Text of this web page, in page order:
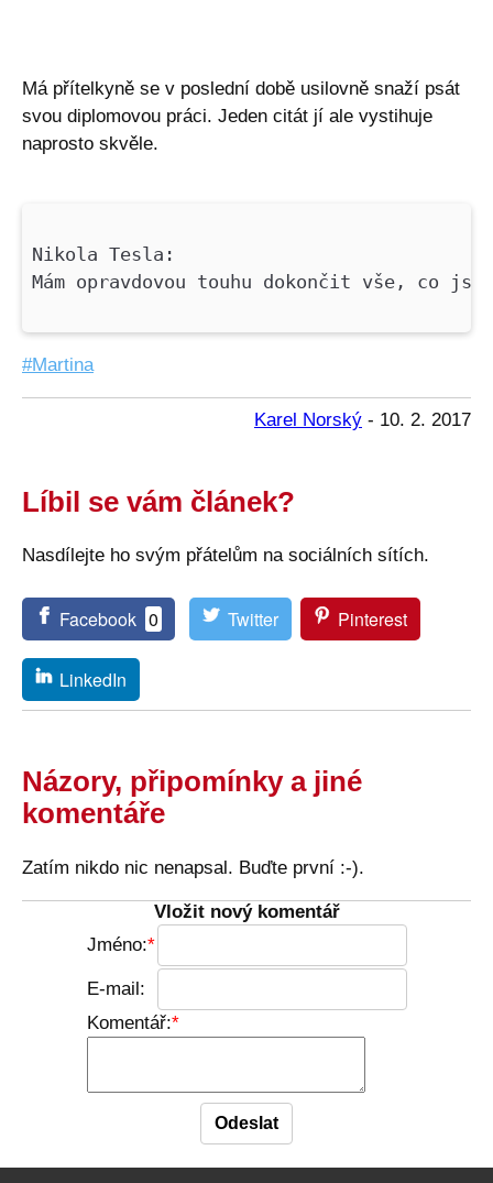
Má přítelkyně se v poslední době usilovně snaží psát
svou diplomovou práci. Jeden citát jí ale vystihuje
naprosto skvěle.
Nikola Tesla:
Mám opravdovou touhu dokončit vše, co
Martina
Karel Norský - 10. 2. 2017
Líbil se vám článek?
Nasdílejte ho svým přátelům na sociálních sítích.
Facebook 0 Twitter Pinterest
LinkedIn
Názory, připomínky a jiné
komentáře
Zatím nikdo nic nenapsal. Buďte první :-).
Vložit nový komentář
Jméno:
E-mail:
Komentář: